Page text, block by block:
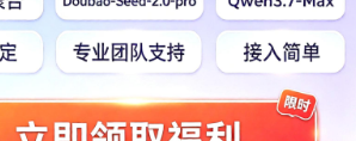
举报